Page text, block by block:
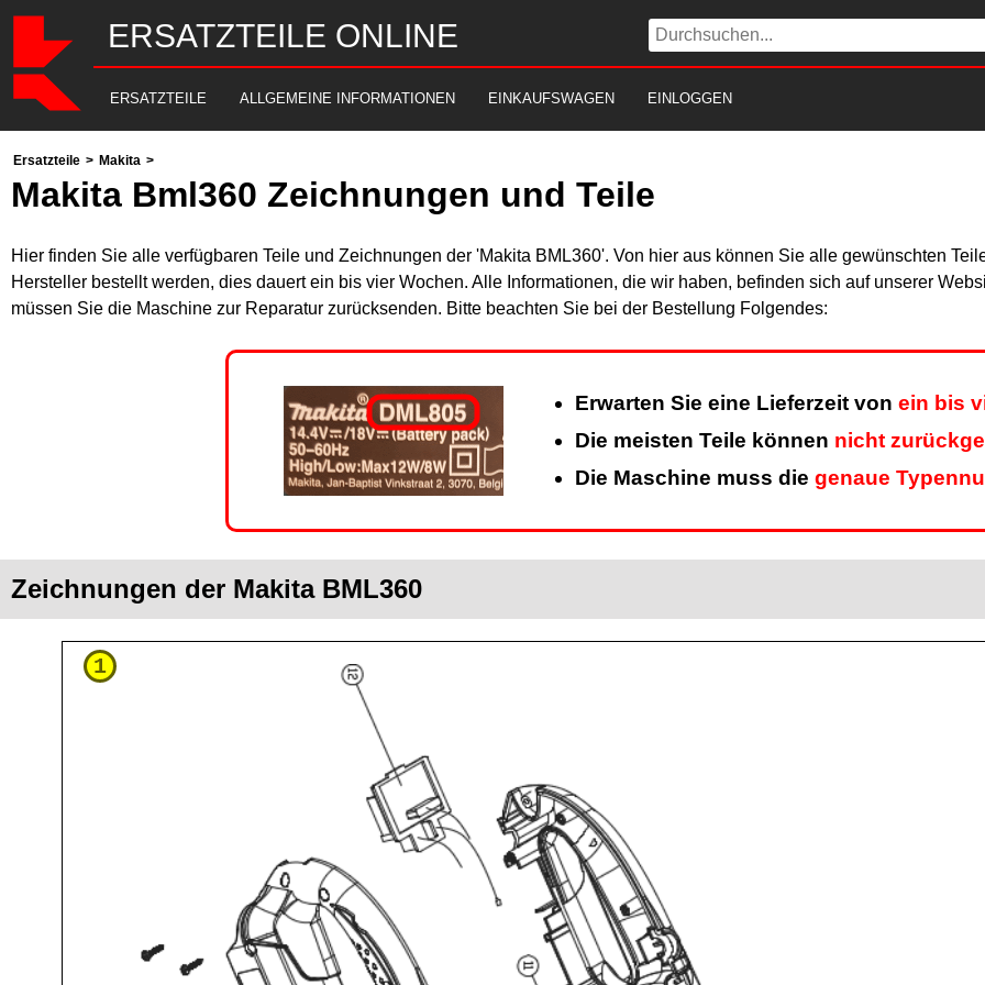
ERSATZTEILE ONLINE
ERSATZTEILE ALLGEMEINE INFORMATIONEN EINKAUFSWAGEN EINLOGGEN
Ersatzteile > Makita >
Makita Bml360 Zeichnungen und Teile
Hier finden Sie alle verfügbaren Teile und Zeichnungen der 'Makita BML360'. Von hier aus können Sie alle gewünschten
Hersteller bestellt werden, dies dauert ein bis vier Wochen. Alle Informationen, die wir haben, befinden sich auf unserer
müssen Sie die Maschine zur Reparatur zurücksenden. Bitte beachten Sie bei der Bestellung Folgendes:
Erwarten Sie eine Lieferzeit von ein bis
Die meisten Teile können nicht
Die Maschine muss die genaue
Zeichnungen der Makita BML360
1